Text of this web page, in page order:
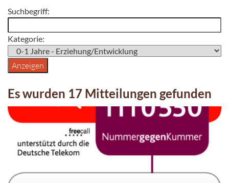
Suchbegriff:
Kategorie:
Es wurden 17 Mitteilungen gefunden